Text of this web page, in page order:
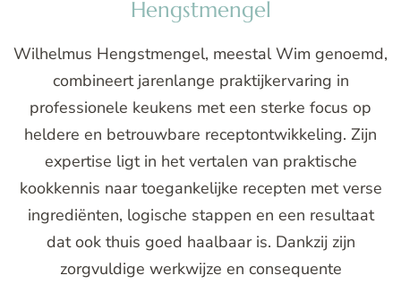
Hengstmengel
Wilhelmus Hengstmengel, meestal Wim genoemd,
combineert jarenlange praktijkervaring in
professionele keukens met een sterke focus op
heldere en betrouwbare receptontwikkeling. Zijn
expertise ligt in het vertalen van praktische
kookkennis naar toegankelijke recepten met verse
ingrediënten, logische stappen en een resultaat
dat ook thuis goed haalbaar is. Dankzij zijn
zorgvuldige werkwijze en consequente